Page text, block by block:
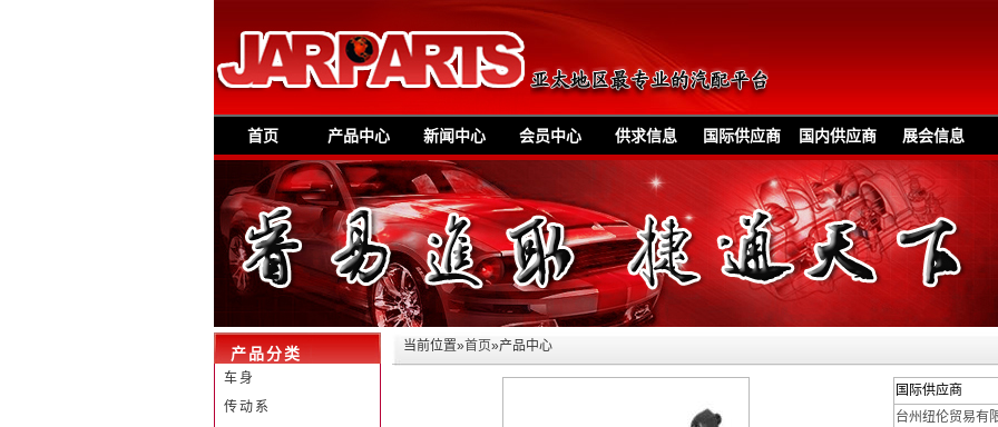
首页 产品中心 新闻中心 会员中心 供求信息 国际供应商 国内供应商 展会信息
当前位置»首页»产品中心
国际供应商
台州纽伦贸易有
产品分类
车身
传动系